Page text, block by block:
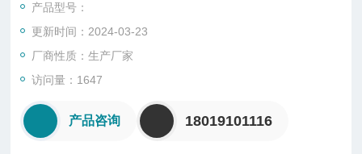
表、按钮及转换开关等;
产品型号：
更新时间：2024-03-23
厂商性质：生产厂家
访问量：1647
产品咨询 18019101116